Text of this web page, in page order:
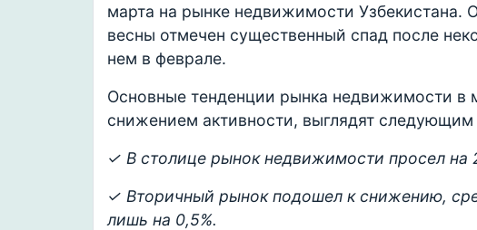
марта на рынке недвижимости Узбекистана.
весны отмечен существенный спад после
нем в феврале.
Основные тенденции рынка недвижимости в
снижением активности, выглядят
✓ В столице рынок недвижимости просел на
✓ Вторичный рынок подошел к снижению,
лишь на 0,5%.